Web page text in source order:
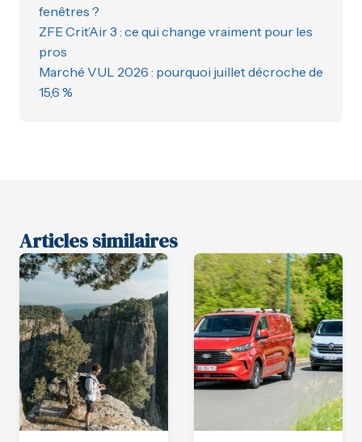
fenêtres ?
ZFE Crit’Air 3 : ce qui change vraiment pour les
pros
Marché VUL 2026 : pourquoi juillet décroche de
15,6 %
Articles similaires